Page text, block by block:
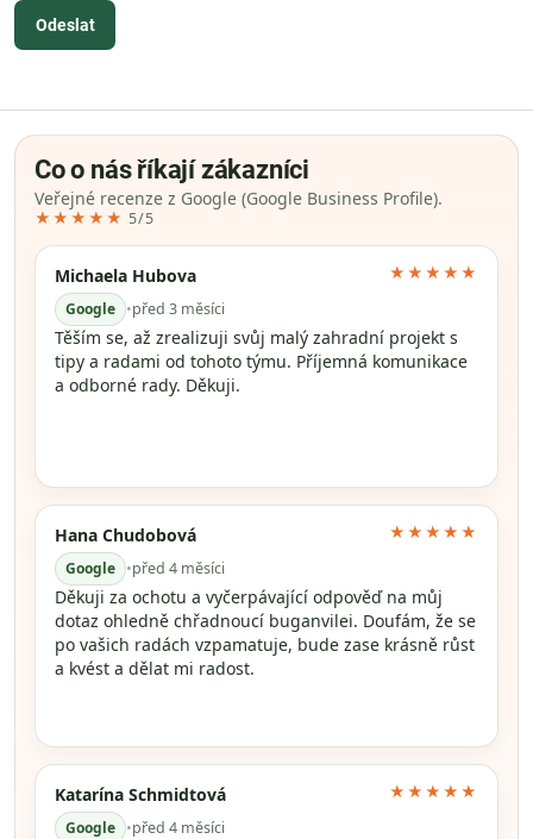
Odeslat
Co o nás říkají zákazníci
Veřejné recenze z Google (Google Business Profile).
★★★★★ 5/5
Michaela Hubova
Google •před 3 měsíci
★★★★★
Těším se, až zrealizuji svůj malý zahradní projekt s
tipy a radami od tohoto týmu. Příjemná komunikace
a odborné rady. Děkuji.
Hana Chudobová
Google •před 4 měsíci
★★★★★
Děkuji za ochotu a vyčerpávající odpověď na můj
dotaz ohledně chřadnoucí buganvilei. Doufám, že se
po vašich radách vzpamatuje, bude zase krásně růst
a kvést a dělat mi radost.
Katarína Schmidtová
Google •před 4 měsíci
★★★★★